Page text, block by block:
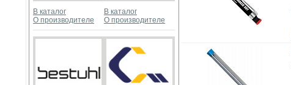
В каталог
О производителе
В каталог
О производителе